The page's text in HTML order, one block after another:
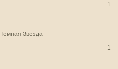
1
Темная Звезда
1